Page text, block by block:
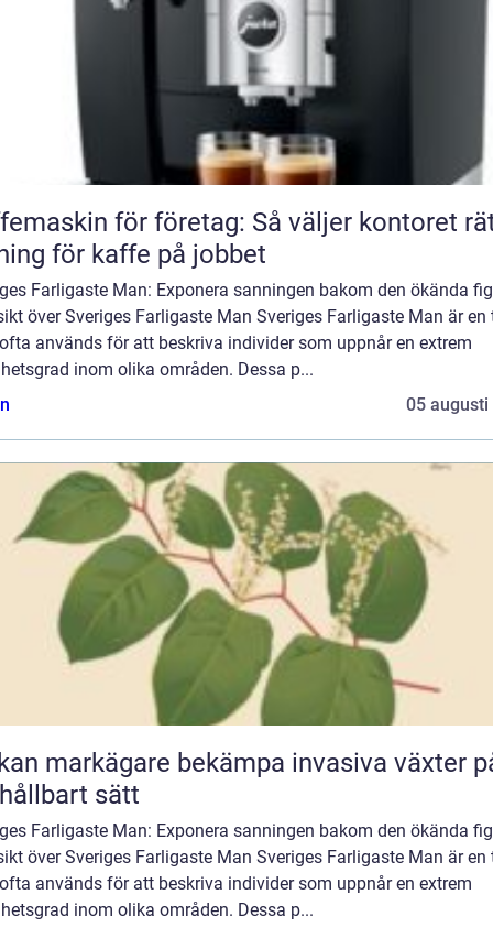
för företag: Så väljer kontoret
för kaffe på jobbet
Farligaste Man: Exponera sanningen bakom den ökända
över Sveriges Farligaste Man Sveriges Farligaste Man är en
används för att beskriva individer som uppnår en extrem
inom olika områden. Dessa p...
05 augusti
markägare bekämpa invasiva växter
sätt
Farligaste Man: Exponera sanningen bakom den ökända
över Sveriges Farligaste Man Sveriges Farligaste Man är en
används för att beskriva individer som uppnår en extrem
inom olika områden. Dessa p...